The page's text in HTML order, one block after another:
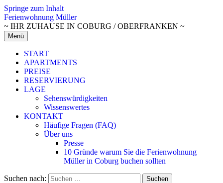
Springe zum Inhalt
Ferienwohnung Müller
~ IHR ZUHAUSE IN COBURG / OBERFRANKEN ~
Menü
START
APARTMENTS
PREISE
RESERVIERUNG
LAGE
Sehenswürdigkeiten
Wissenswertes
KONTAKT
Häufige Fragen (FAQ)
Über uns
Presse
10 Gründe warum Sie die Ferienwohnung
Müller in Coburg buchen sollten
Suchen nach: